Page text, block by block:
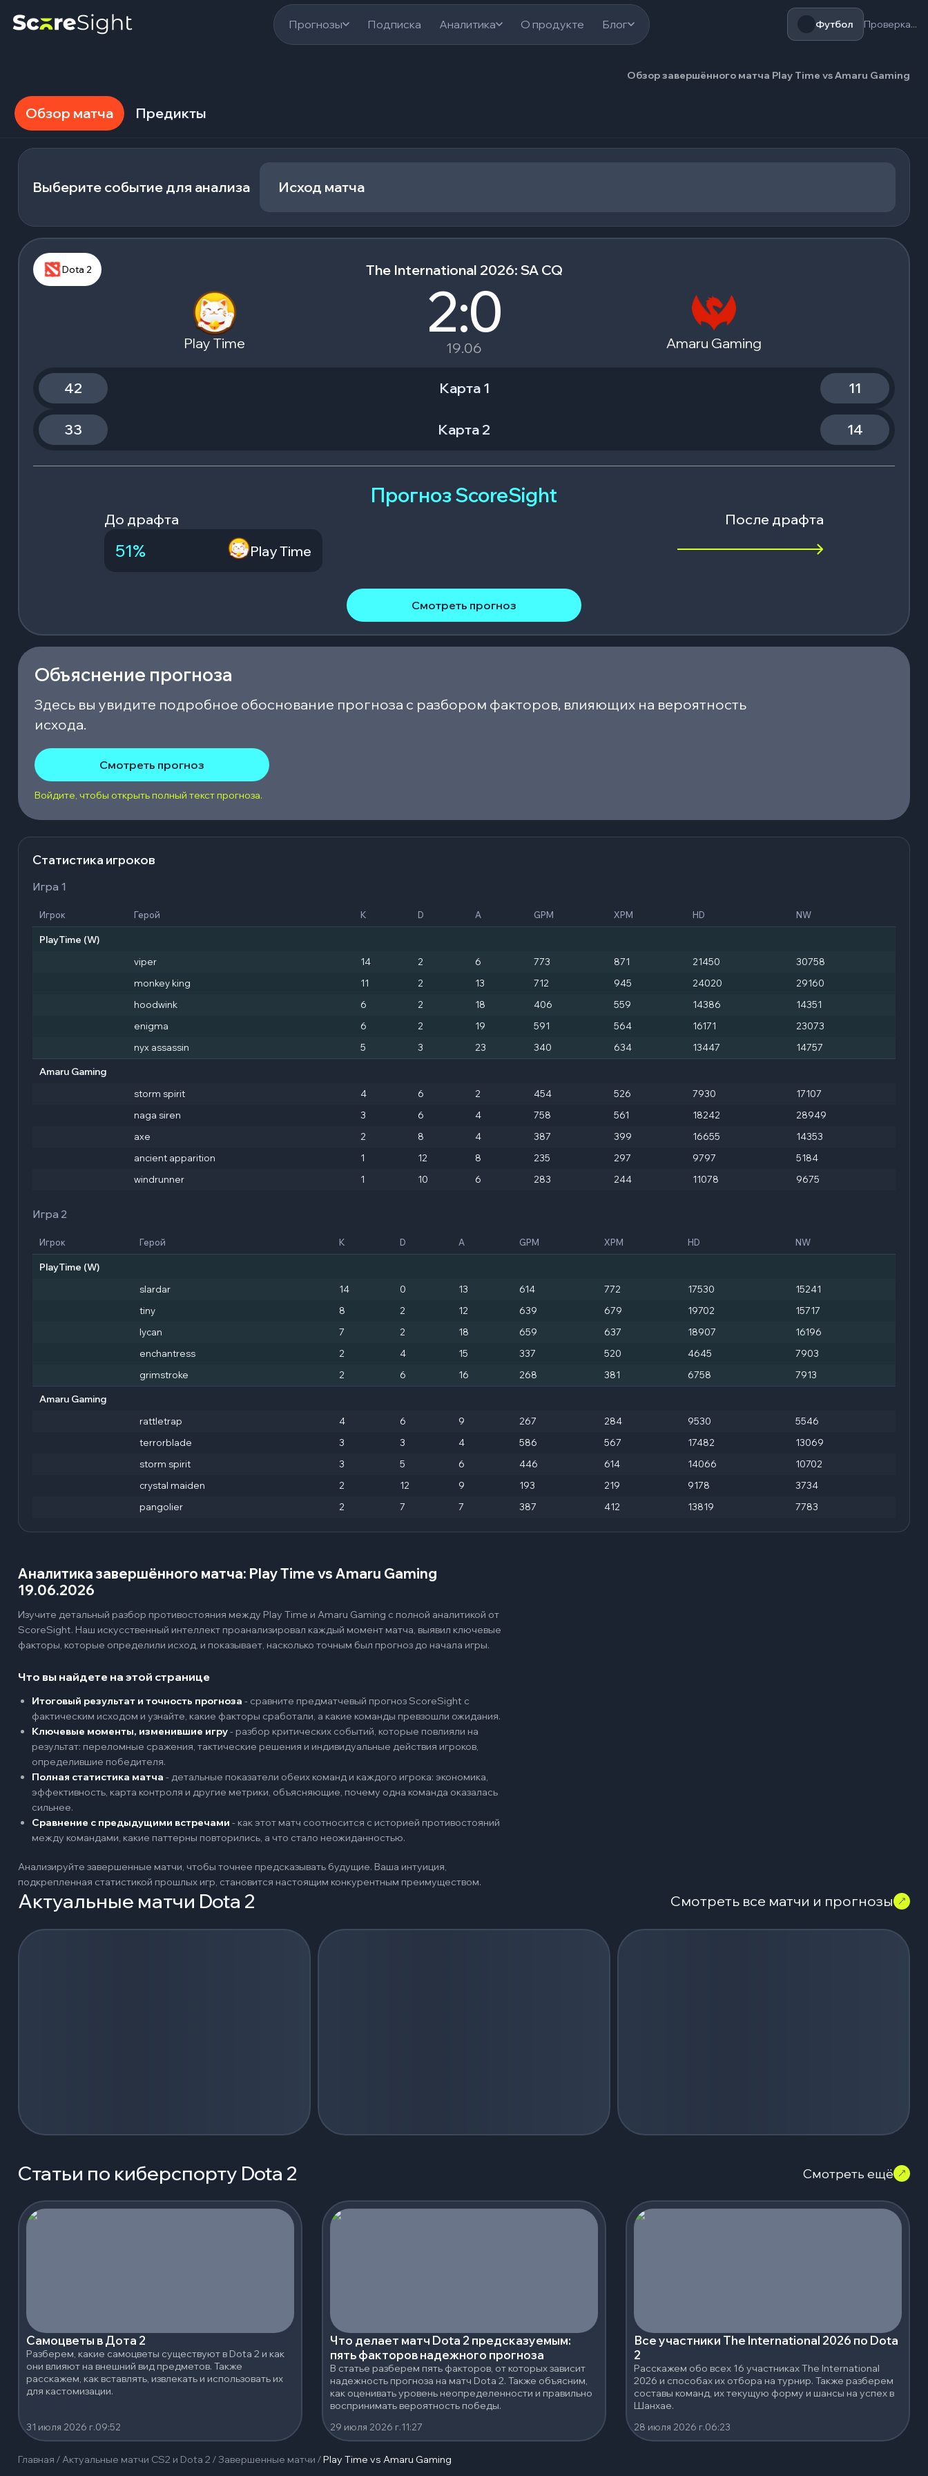
Прогнозы Подписка Аналитика О продукте Блог Футбол Проверка...
Обзор завершённого матча Play Time vs Amaru Gaming
Обзор матча Предикты
Выберите событие для анализа Исход матча
Dota 2 The International 2026: SA CQ
Play Time 2:0
19.06 Amaru Gaming
42 Карта 1 11
33 Карта 2 14
Прогноз ScoreSight
До драфта После драфта
51% Play Time
Смотреть прогноз
Объяснение прогноза
Здесь вы увидите подробное обоснование прогноза с разбором факторов, влияющих на вероятность
исхода.
Смотреть прогноз
Войдите, чтобы открыть полный текст прогноза.
Статистика игроков
Игра 1
Игрок Герой K D A GPM XPM HD NW
PlayTime (W)
viper 14 2 6 773 871 21450
30758
monkey king
11 2 13 712 945 24020
29160
hoodwink
6 2 18 406 559 14386
14351
enigma
6 2 19 591 564 16171
23073
nyx assassin
5 3 23 340 634 13447 14757
Amaru Gaming
storm spirit 4 6 2 454 526 7930
17107
naga siren
3 6 4 758 561 18242
28949
axe
2 8 4 387 399 16655
14353
ancient apparition
1 12 8 235 297 9797
5184
windrunner
1 10 6 283 244 11078 9675
Игра 2
Игрок Герой K D A GPM XPM HD NW
PlayTime (W)
slardar 14 0 13 614 772 17530
15241
tiny
8 2 12 639 679 19702
15717
lycan
7 2 18 659 637 18907
16196
enchantress
2 4 15 337 520 4645
7903
grimstroke
2 6 16 268 381 6758 7913
Amaru Gaming
rattletrap 4 6 9 267 284 9530
5546
terrorblade
3 3 4 586 567 17482
13069
storm spirit
3 5 6 446 614 14066
10702
crystal maiden
2 12 9 193 219 9178
3734
pangolier
2 7 7 387 412 13819 7783
Аналитика завершённого матча: Play Time vs Amaru Gaming
19.06.2026
Изучите детальный разбор противостояния между Play Time и Amaru Gaming с полной аналитикой от
ScoreSight. Наш искусственный интеллект проанализировал каждый момент матча, выявил ключевые
факторы, которые определили исход, и показывает, насколько точным был прогноз до начала игры.
Что вы найдете на этой странице
Итоговый результат и точность прогноза - сравните предматчевый прогноз ScoreSight с
фактическим исходом и узнайте, какие факторы сработали, а какие команды превзошли ожидания.
Ключевые моменты, изменившие игру- разбор критических событий, которые повлияли на
результат: переломные сражения, тактические решения и индивидуальные действия игроков,
определившие победителя.
Полная статистика матча - детальные показатели обеих команд и каждого игрока: экономика,
эффективность, карта контроля и другие метрики, объясняющие, почему одна команда оказалась
сильнее.
Сравнение с предыдущими встречами - как этот матч соотносится с историей противостояний
между командами, какие паттерны повторились, а что стало неожиданностью.
Анализируйте завершенные матчи, чтобы точнее предсказывать будущие. Ваша интуиция,
подкрепленная статистикой прошлых игр, становится настоящим конкурентным преимуществом.
Актуальные матчи Dota 2 Смотреть все матчи и прогнозы
Загрузка событий...
Статьи по киберспорту Dota 2 Смотреть ещё
Самоцветы в Дота 2
Разберем, какие самоцветы существуют в Dota 2 и как
они влияют на внешний вид предметов. Также
расскажем, как вставлять, извлекать и использовать их
для кастомизации.
31 июля 2026 г.09:52
Что делает матч Dota 2 предсказуемым:
пять факторов надежного прогноза
В статье разберем пять факторов, от которых зависит
надежность прогноза на матч Dota 2. Также объясним,
как оценивать уровень неопределенности и правильно
воспринимать вероятность победы.
29 июля 2026 г.11:27
Все участники The International 2026 по Dota
2
Расскажем обо всех 16 участниках The International
2026 и способах их отбора на турнир. Также разберем
составы команд, их текущую форму и шансы на успех в
Шанхае.
28 июля 2026 г.06:23
Главная /Актуальные матчи CS2 и Dota 2 /Завершенные матчи /Play Time vs Amaru Gaming